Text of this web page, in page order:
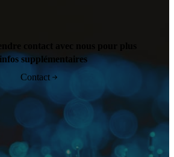
contact avec nous pour plus
supplémentaires
Contact